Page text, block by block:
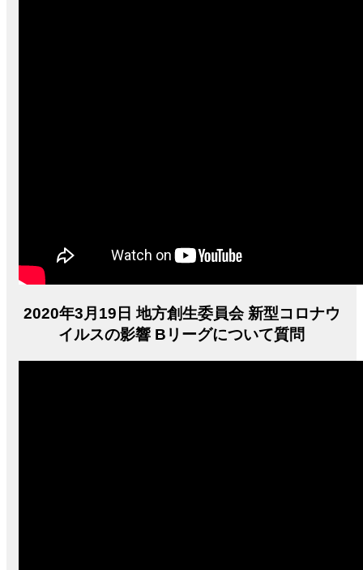
2020年3月19日 地方創生委員会 新型コロナウ
イルスの影響 Bリーグについて質問